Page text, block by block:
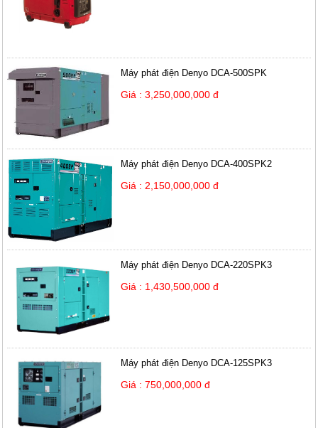
Máy phát điện Denyo DCA-500SPK
Giá : 3,250,000,000 đ
Máy phát điện Denyo DCA-400SPK2
Giá : 2,150,000,000 đ
Máy phát điện Denyo DCA-220SPK3
Giá : 1,430,500,000 đ
Máy phát điện Denyo DCA-125SPK3
Giá : 750,000,000 đ